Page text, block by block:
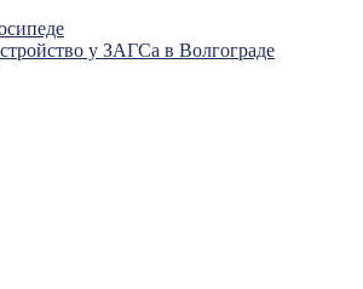
у ЗАГСа в Волгограде